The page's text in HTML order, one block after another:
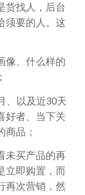
货找人，后台
须要的人。这
像、什么样的
、以及近30天
好者、当下关
商品；
未买产品的再
立即购置，而
再次营销，然